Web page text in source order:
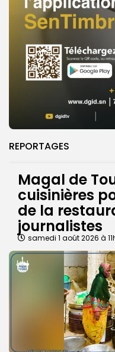
REPORTAGES
Magal de
cuisinières
de la
journalistes
samedi 1 août 2026 à